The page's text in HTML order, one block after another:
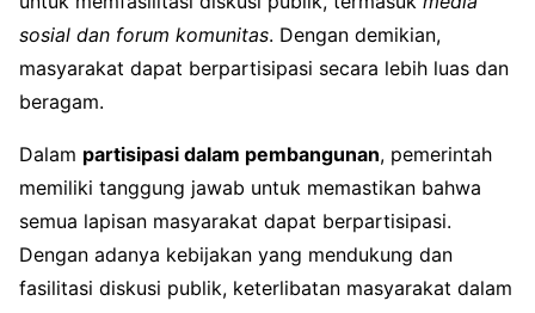
sosial dan forum komunitas. Dengan demikian,
masyarakat dapat berpartisipasi secara lebih luas dan
beragam.
Dalam partisipasi dalam pembangunan, pemerintah
memiliki tanggung jawab untuk memastikan bahwa
semua lapisan masyarakat dapat berpartisipasi.
Dengan adanya kebijakan yang mendukung dan
fasilitasi diskusi publik, keterlibatan masyarakat dalam